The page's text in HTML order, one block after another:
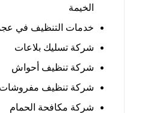
الخيمة
خدمات التنظيف في
شركة تسليك بلاعات
شركة تنظيف أحواش
شركة تنظيف مفروشات
شركة مكافحة الحمام